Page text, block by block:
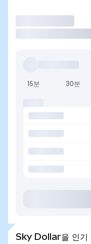
15분 30분
Sky Dollar을 인기